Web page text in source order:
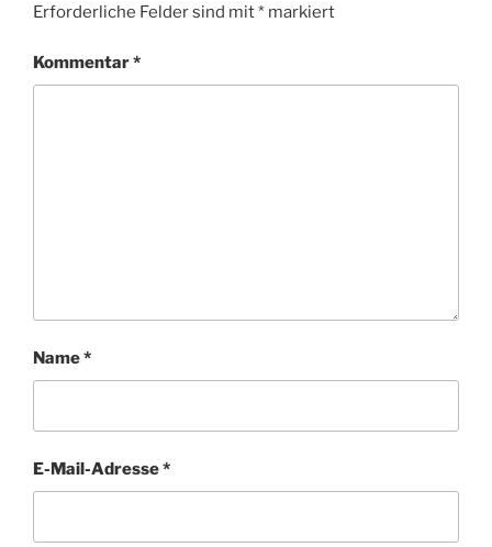
Erforderliche Felder sind mit* markiert
Kommentar*
Name*
E-Mail-Adresse*